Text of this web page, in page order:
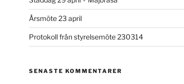
Årsmöte 23 april
Protokoll från styrelsemöte 230314
SENASTE KOMMENTARER